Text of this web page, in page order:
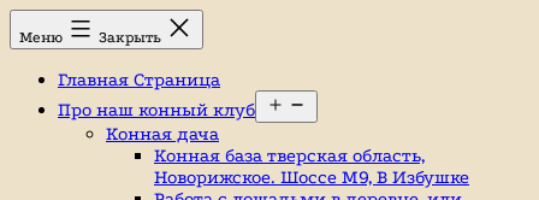
Перейти
к
Конный
клуб,
Ромашково,
лошади,
Меню Закрыть
Главная Страница
Про наш конный клуб
меню
Конная дача
Конная база тверская область,
Новорижское. Шоссе М9, В Избушке